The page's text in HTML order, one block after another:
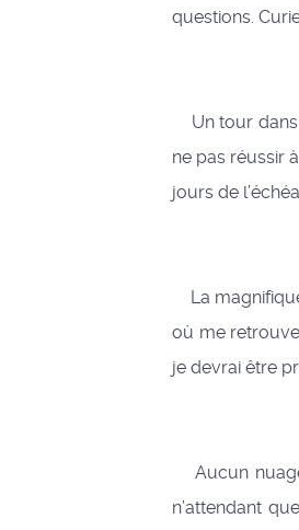
questions.
Un tour dans
ne pas réussir
jours de
La
où me
je devrai être
Aucun nuage
n’attendant